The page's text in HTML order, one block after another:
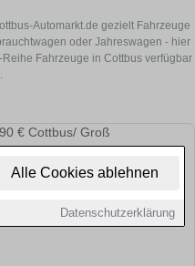
Alle Cookies ablehnen
Datenschutzerklärung
Automarkt.de gezielt Fahrzeuge
oder Jahreswagen - hier
Fahrzeuge in Cottbus verfügbar